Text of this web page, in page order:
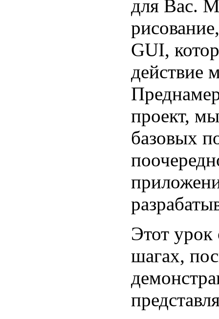
для Вас.
GUI,
действие
проект,
базовых
Этот урок
шагах,